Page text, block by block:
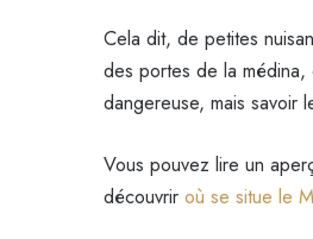
Cela dit, de petites
des portes de la médina,
dangereuse, mais savoir
Vous pouvez lire un
découvrir où se situe le